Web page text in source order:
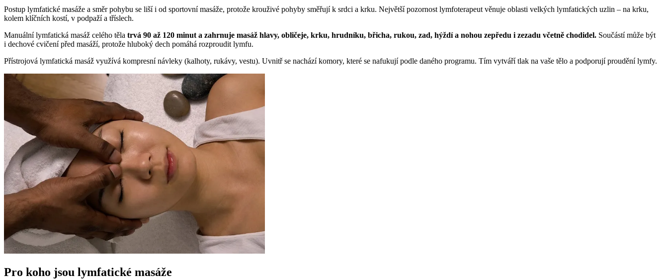
Postup lymfatické masáže a směr pohybu se liší i od sportovní masáže, protože krouživé pohyby směřují k srdci a krku. Největší pozornost lymfoterapeut věnuje oblasti velkých lymfatických uzlin – na krku,
kolem klíčních kostí, v podpaží a tříslech.
Manuální lymfatická masáž celého těla trvá 90 až 120 minut a zahrnuje masáž hlavy, obličeje, krku, hrudníku, břicha, rukou, zad, hýždí a nohou zepředu i zezadu včetně chodidel. Součástí může být
i dechové cvičení před masáží, protože hluboký dech pomáhá rozproudit lymfu.
Přístrojová lymfatická masáž využívá kompresní návleky (kalhoty, rukávy, vestu). Uvnitř se nachází komory, které se nafukují podle daného programu. Tím vytváří tlak na vaše tělo a podporují proudění lymfy.
Pro koho jsou lymfatické masáže